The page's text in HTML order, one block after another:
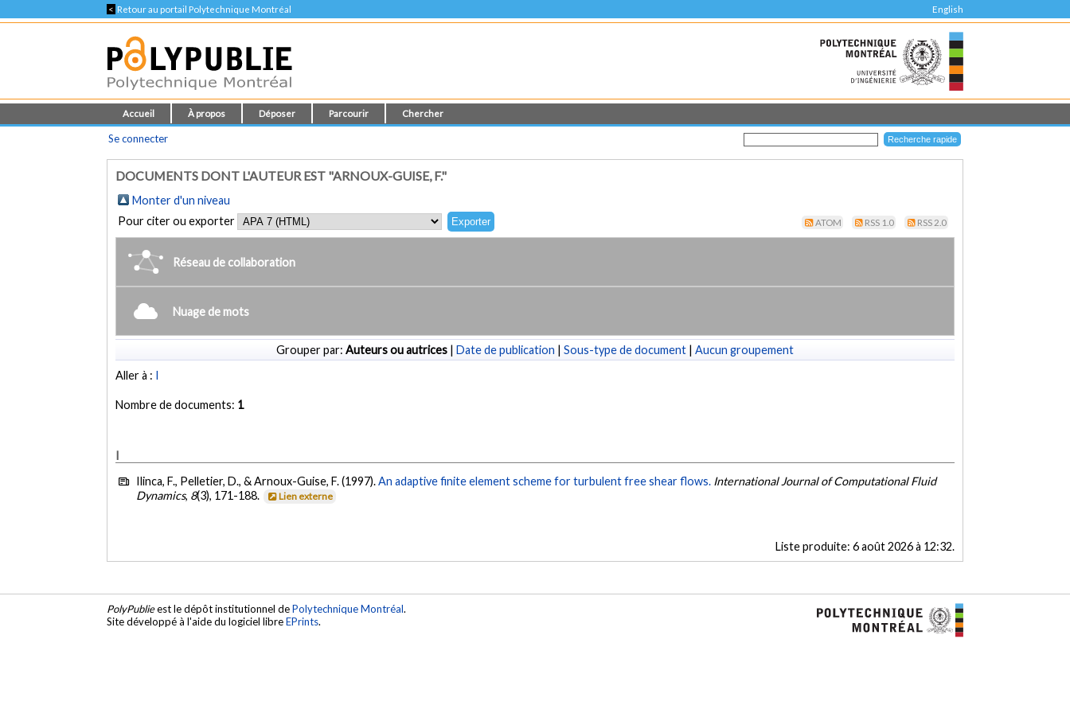
< Retour au portail Polytechnique Montréal English
Accueil À propos Déposer Parcourir Chercher
Se connecter
DOCUMENTS DONT L'AUTEUR EST "ARNOUX-GUISE, F."
Monter d'un niveau
Pour citer ou exporter
ATOM RSS 1.0 RSS 2.0
Réseau de collaboration
Nuage de mots
Grouper par: Auteurs ou autrices | Date de publication | Sous-type de document | Aucun groupement
Aller à : I
Nombre de documents: 1
I
Ilinca, F., Pelletier, D., & Arnoux-Guise, F. (1997).An adaptive finite element scheme for turbulent free shear flows. International Journal of Computational Fluid
Dynamics, 8(3), 171-188. Lien externe
Liste produite: 6 août 2026 à 12:32.
PolyPublieest le dépôt institutionnel dePolytechnique Montréal.
Site développé à l'aide du logiciel libreEPrints.